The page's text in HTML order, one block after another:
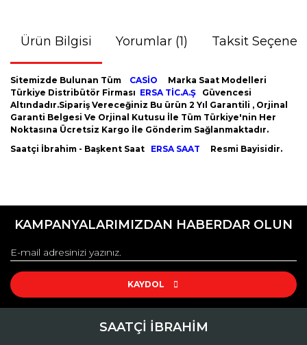
Ürün Bilgisi Yorumlar (1) Taksit
Sitemizde Bulunan Tüm CASİO
Marka Saat Modelleri
Türkiye Distribütör Firması ERSA TİC.A.Ş
Güvencesi
Altındadır.Sipariş Vereceğiniz Bu ürün 2 Yıl Garantili , Orjinal
Garanti Belgesi Ve Orjinal Kutusu İle Tüm Türkiye'nin Her
Noktasına Ücretsiz Kargo İle Gönderim Sağlanmaktadır.
Saatçi İbrahim - Başkent Saat ERSA SAAT Resmi Bayisidir.
Fiyatta yardımcı olurmusunuz
konularda yetersiz gördüğünüz noktaları öneri formunu
Görüş ve önerileriniz için teşekkür ederiz.
Ürün resmi kalitesiz, bozuk veya görüntülenemiyor.
Ürün açıklamasında eksik bilgiler bulunuyor.
Ürün fiyatı diğer sitelerden daha pahalı.
KAMPANYALARIMIZDAN HABERDAR OLUN
KAYDOL
SAATÇİ İBRAHİM